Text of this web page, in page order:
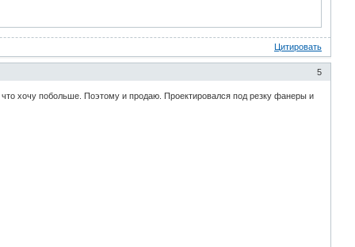
Цитировать
5
хочу побольше. Поэтому и продаю. Проектировался под резку фанеры и